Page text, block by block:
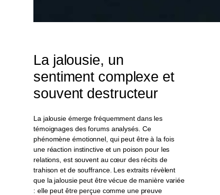
La jalousie, un
sentiment complexe et
souvent destructeur
La jalousie émerge fréquemment dans les
témoignages des forums analysés. Ce
phénomène émotionnel, qui peut être à la fois
une réaction instinctive et un poison pour les
relations, est souvent au cœur des récits de
trahison et de souffrance. Les extraits révèlent
que la jalousie peut être vécue de manière variée
: elle peut être perçue comme une preuve